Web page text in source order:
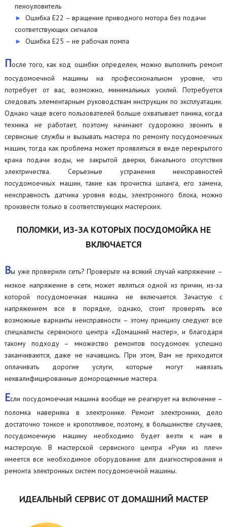
пеноуловитель
Ошибка Е22 – вращение приводного мотора без подачи
соответствующих сигналов
Ошибка Е25 – не рабочая помпа
П осле того, как код ошибки определен, можно выполнить ремонт
посудомоечной машины на профессиональном уровне, что
потребует от вас, возможно, минимальных усилий. Потребуется
следовать элементарным руководствам инструкции по эксплуатации.
Однако чаще всего пользователей больше охватывает паника, когда
техника не работает, поэтому начинают судорожно звонить в
сервисные службы и вызывать мастера по ремонту посудомоечных
машин, тогда как проблема может проявляться в виде перекрытого
крана подачи воды, не закрытой дверки, банального отсутствия
электричества. Серьезные устранения неисправностей
посудомоечных машин, такие как прочистка шланга, его замена,
неисправность датчика уровня воды, электронного блока, можно
произвести только в соответствующих мастерских.
ПОЛОМКИ, ИЗ-ЗА КОТОРЫХ ПОСУДОМОЙКА НЕ
ВКЛЮЧАЕТСЯ
Вы уже проверили сеть? Проверьте на всякий случай напряжение –
низкое напряжение в сети, может являться одной из причин, из-за
которой посудомоечная машина не включается. Зачастую с
напряжением все в порядке, однако, стоит проверять все
возможные варианты неисправности – этому принципу следуют все
специалисты сервисного центра «Домашний мастер», и благодаря
такому подходу – множество ремонтов посудомоек успешно
заканчиваются, даже не начавшись. При этом, Вам не приходится
оплачивать дорогие услуги, которые могут навязать
неквалифицированные доморощенные мастера.
Если посудомоечная машина вообще не реагирует на включение –
поломка наверняка в электронике. Ремонт электроники, дело
достаточно тонкое и кропотливое, поэтому, в большинстве случаев,
посудомоечную машину необходимо будет везти к нам в
мастерскую. В мастерской сервисного центра «Руки из плеч»
имеется все необходимое оборудование для диагностирования и
ремонта электронных систем посудомоечной машины.
ИДЕАЛЬНЫЙ СЕРВИС ОТ ДОМАШНИЙ МАСТЕР